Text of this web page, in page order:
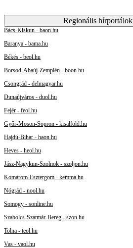
Regionális hírportálok
Bács-Kiskun - baon.hu
Baranya - bama.hu
Békés - beol.hu
Borsod-Abaúj-Zemplén - boon.hu
Csongrád - delmagyar.hu
Dunaújváros - duol.hu
Fejér - feol.hu
Győr-Moson-Sopron - kisalfold.hu
Hajdú-Bihar - haon.hu
Heves - heol.hu
Jász-Nagykun-Szolnok - szoljon.hu
Komárom-Esztergom - kemma.hu
Nógrád - nool.hu
Somogy - sonline.hu
Szabolcs-Szatmár-Bereg - szon.hu
Tolna - teol.hu
Vas - vaol.hu